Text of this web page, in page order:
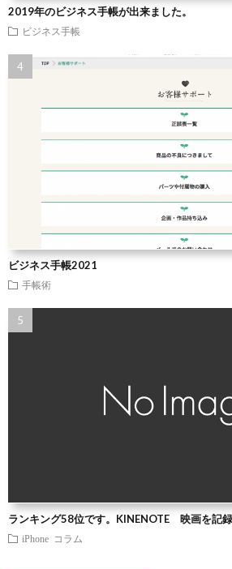
2019年のビジネス手帳が出来ました。
ビジネス手帳
ビジネス手帳2021
手帳術
ランキング58位です。KINENOTE 映画を記
iPhone コラム